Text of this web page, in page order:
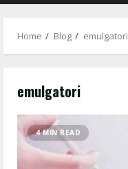
Home Blog emulgatori
emulgatori
4 MIN READ